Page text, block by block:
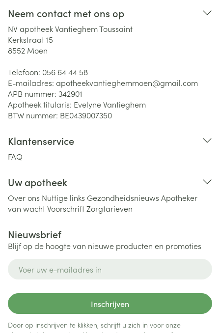
Neem contact met ons op
NV apotheek Vantieghem Toussaint
Kerkstraat 15
8552 Moen
Telefoon: 056 64 44 58
E-mailadres: apotheekvantieghemmoen@gmail.com
APB nummer: 342901
Apotheek titularis: Evelyne Vantieghem
BTW nummer: BE0439007350
Klantenservice
FAQ
Uw apotheek
Over ons Nuttige links Gezondheidsnieuws Apotheker
van wachtVoorschriftZorgtarieven
Nieuwsbrief
Blijf op de hoogte van nieuwe producten en promoties
Inschrijven
Door op inschrijven te klikken, schrijft u zich in voor onze